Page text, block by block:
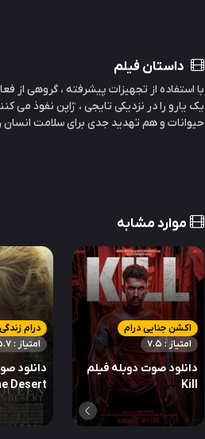
داستان فیلم
یک یارو را در نزدیکی تایجی ، ژاپن نفوذ می
حیوانات و هم تهدید جدی برای سلامت
موارد مشابه
اکشن جنایی درام
امتیاز : 7.5
دانلود صوت دوبله فیلم
Kill
درام
امتیاز : 5.7
دانلود
Desert